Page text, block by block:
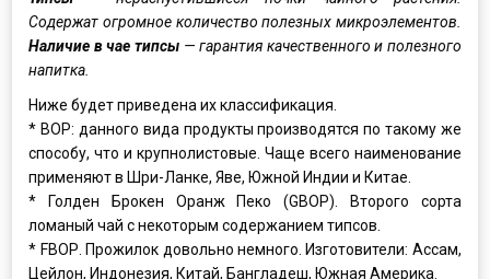
Содержат огромное количество полезных микроэлементов.
Наличие в чае типсы— гарантия качественного и полезного
напитка.
Ниже будет приведена их классификация.
* BOP: данного вида продукты производятся по такому же
способу, что и крупнолистовые. Чаще всего наименование
применяют в Шри-Ланке, Яве, Южной Индии и Китае.
* Голден Брокен Оранж Пеко (GВОР). Второго сорта
ломаный чай с некоторым содержанием типсов.
* FВОР. Прожилок довольно немного. Изготовители: Ассам,
Цейлон, Индонезия, Китай, Бангладеш, Южная Америка.